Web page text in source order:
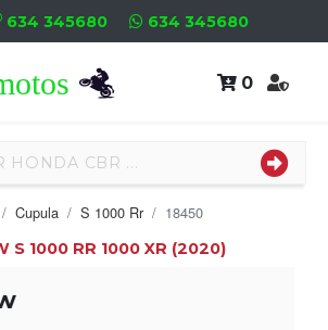
634 345680 634 345680
0
Cupula S 1000 Rr 18450
S 1000 RR 1000 XR (2020)